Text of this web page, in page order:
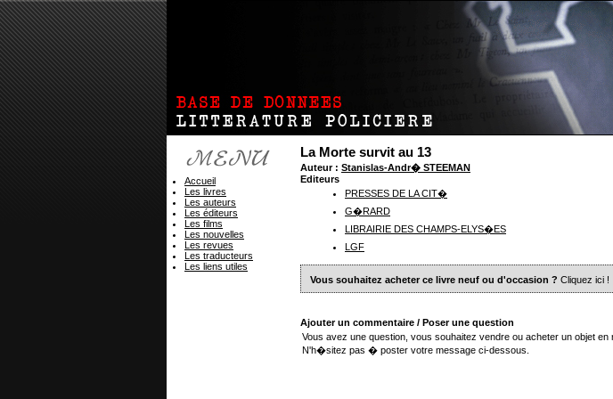
La Morte survit au 13
Auteur : Stanislas-Andr� STEEMAN
Editeurs
PRESSES DE LA CIT�
G�RARD
LIBRAIRIE DES CHAMPS-ELYS�ES
LGF
Vous souhaitez acheter ce livre neuf ou d'occasion ? Cliquez ici !
Ajouter un commentaire / Poser une question
Vous avez une question, vous souhaitez vendre ou acheter un objet
N'h�sitez pas � poster votre message ci-dessous.
Accueil
Les livres
Les auteurs
Les éditeurs
Les films
Les nouvelles
Les revues
Les traducteurs
Les liens utiles